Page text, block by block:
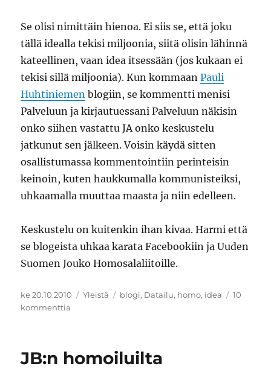
Se olisi nimittäin hienoa. Ei siis se, että joku
tällä idealla tekisi miljoonia, siitä olisin lähinnä
kateellinen, vaan idea itsessään (jos kukaan ei
tekisi sillä miljoonia). Kun kommaanPauli
Huhtiniemen blogiin, se kommentti menisi
Palveluun ja kirjautuessani Palveluun näkisin
onko siihen vastattu JA onko keskustelu
jatkunut sen jälkeen. Voisin käydä sitten
osallistumassa kommentointiin perinteisin
keinoin, kuten haukkumalla kommunisteiksi,
uhkaamalla muuttaa maasta ja niin edelleen.
Keskustelu on kuitenkin ihan kivaa. Harmi että
se blogeista uhkaa karata Facebookiin ja Uuden
Suomen Jouko Homosalaliitoille.
Julkaistu
ke 20.10.2010 Kategoriat
Yleistä Avainsanat
blogi, Datailu, homo, idea
10
kommenttia
JB:n homoiluilta